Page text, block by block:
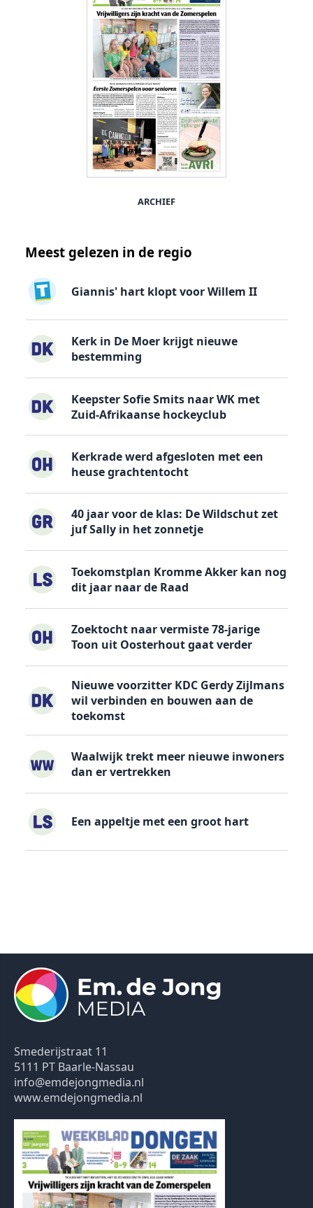
ARCHIEF
Meest gelezen in de regio
Giannis' hart klopt voor Willem II
Kerk in De Moer krijgt nieuwe
bestemming
Keepster Sofie Smits naar WK met
Zuid-Afrikaanse hockeyclub
Kerkrade werd afgesloten met een
heuse grachtentocht
40 jaar voor de klas: De Wildschut zet
juf Sally in het zonnetje
Toekomstplan Kromme Akker kan nog
dit jaar naar de Raad
Zoektocht naar vermiste 78-jarige
Toon uit Oosterhout gaat verder
Nieuwe voorzitter KDC Gerdy Zijlmans
wil verbinden en bouwen aan de
toekomst
Waalwijk trekt meer nieuwe inwoners
dan er vertrekken
Een appeltje met een groot hart
Smederijstraat 11
5111 PT Baarle-Nassau
info@emdejongmedia.nl
www.emdejongmedia.nl